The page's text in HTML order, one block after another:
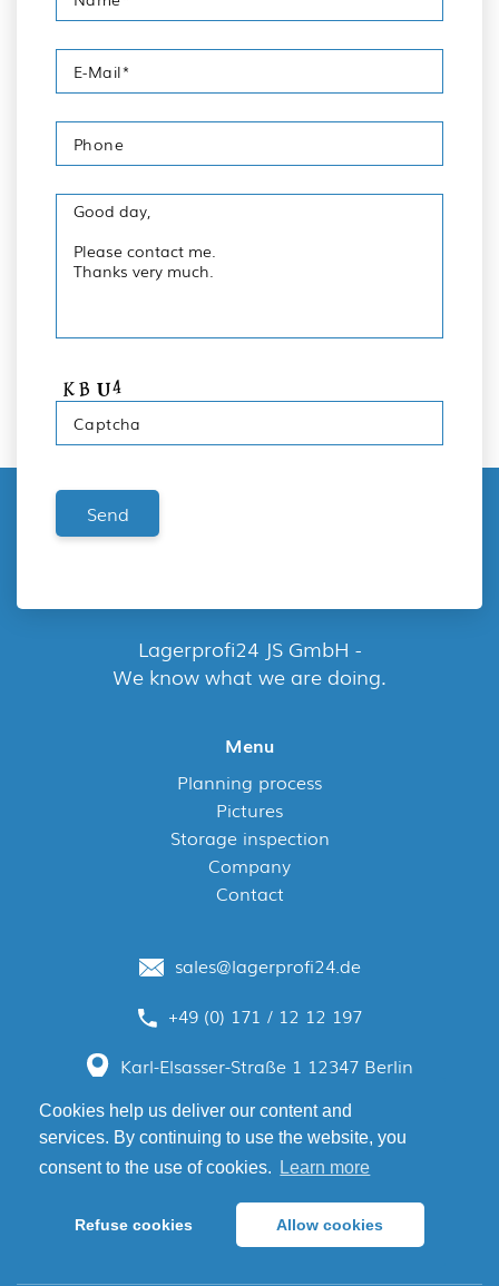
Cookies help us deliver our content and
services. By continuing to use the website, you
consent to the use of cookies.
Learn more
Refuse cookies Allow cookies
Lagerprofi24 JS GmbH -
We know what we are doing.
Menu
Planning process
Pictures
Storage inspection
Company
Contact
sales@lagerprofi24.de
+49 (0) 171 / 12 12 197
Karl-Elsasser-Straße 1 12347 Berlin